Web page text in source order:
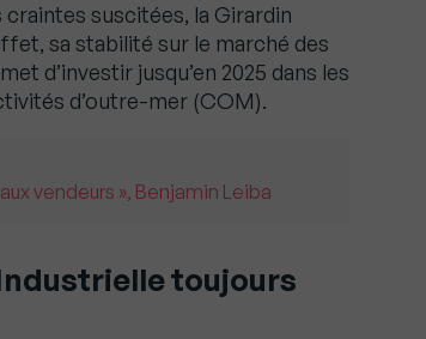
craintes suscitées, la Girardin
sa stabilité sur le marché des
d’investir jusqu’en 2025 dans les
d’outre-mer (COM).
vendeurs », Benjamin Leiba
toujours